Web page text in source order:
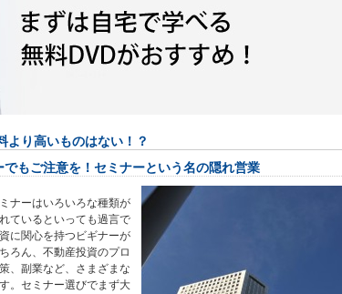
より高いものはない！？
もご注意を！セミナーという名の隠れ営業
ナーはいろいろな種類が
ているといっても過言で
に関心を持つビギナーが
ろん、不動産投資のプロ
、副業など、さまざまな
。セミナー選びでまず大